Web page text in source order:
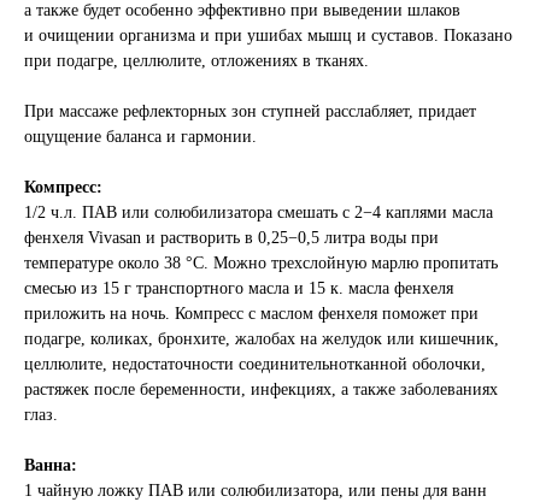
а также будет особенно эффективно при выведении шлаков
и очищении организма и при ушибах мышц и суставов. Показано
при подагре, целлюлите, отложениях в тканях.
При массаже рефлекторных зон ступней расслабляет, придает
ощущение баланса и гармонии.
Компресс:
1/2 ч.л. ПАВ или солюбилизатора смешать с 2−4 каплями масла
фенхеля Vivasan и растворить в 0,25−0,5 литра воды при
температуре около 38 °C. Можно трехслойную марлю пропитать
смесью из 15 г транспортного масла и 15 к. масла фенхеля
приложить на ночь. Компресс с маслом фенхеля поможет при
подагре, коликах, бронхите, жалобах на желудок или кишечник,
целлюлите, недостаточности соединительнотканной оболочки,
растяжек после беременности, инфекциях, а также заболеваниях
глаз.
Ванна:
1 чайную ложку ПАВ или солюбилизатора, или пены для ванн